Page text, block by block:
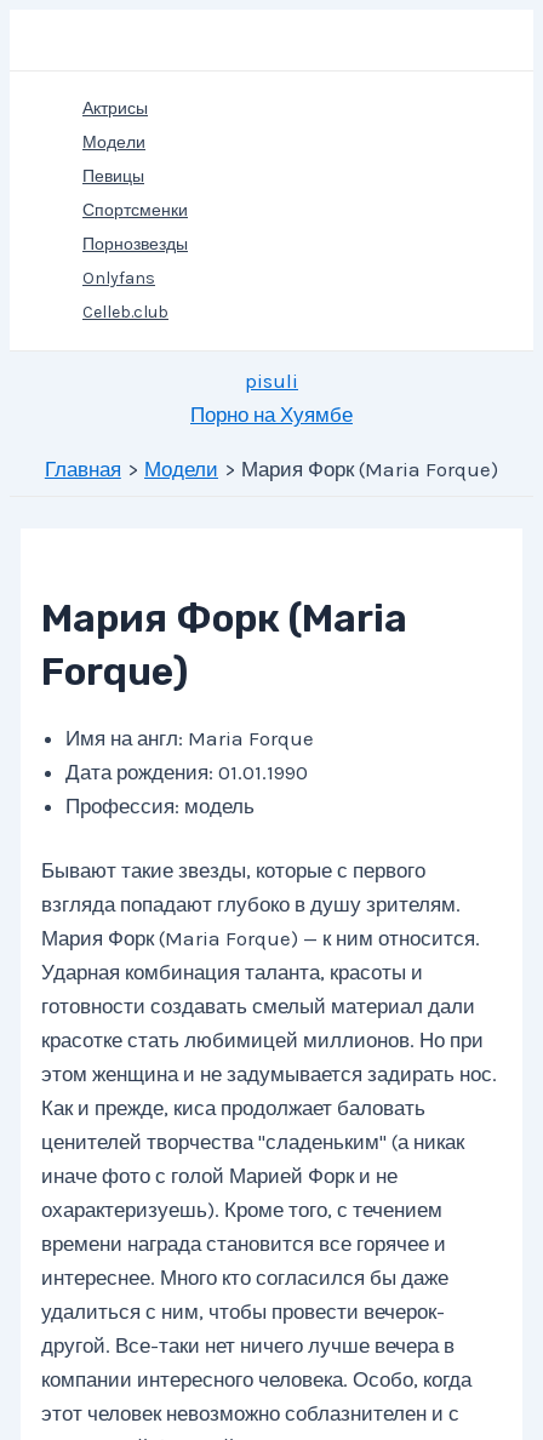
Актрисы
Модели
Певицы
Спортсменки
Порнозвезды
Onlyfans
Celleb.club
pisuli
Порно на Хуямбе
Главная Модели Мария Форк (Maria Forque)
Мария Форк (Maria
Forque)
Имя на англ: Maria Forque
Дата рождения: 01.01.1990
Профессия: модель
Бывают такие звезды, которые с первого
взгляда попадают глубоко в душу зрителям.
Мария Форк (Maria Forque) — к ним относится.
Ударная комбинация таланта, красоты и
готовности создавать смелый материал дали
красотке стать любимицей миллионов. Но при
этом женщина и не задумывается задирать нос.
Как и прежде, киса продолжает баловать
ценителей творчества "сладеньким" (а никак
иначе фото с голой Марией Форк и не
охарактеризуешь). Кроме того, с течением
времени награда становится все горячее и
интереснее. Много кто согласился бы даже
удалиться с ним, чтобы провести вечерок-
другой. Все-таки нет ничего лучше вечера в
компании интересного человека. Особо, когда
этот человек невозможно соблазнителен и с